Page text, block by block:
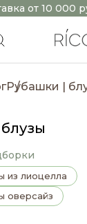
от 10 000
Рубашки |
из лиоцелла
оверсайз